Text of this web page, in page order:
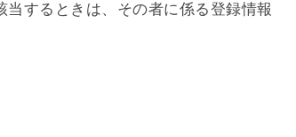
するときは、その者に係る登録情報